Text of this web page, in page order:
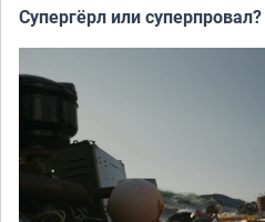
Супергёрл или суперпровал?